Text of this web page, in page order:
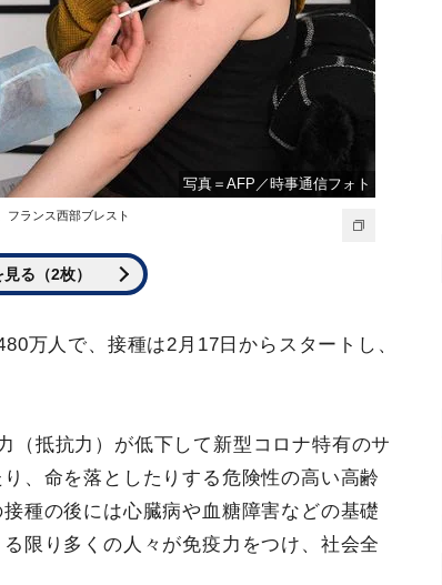
写真＝AFP／時事通信フォト
フランス西部ブレスト
る（2枚）
万人で、接種は2月17日からスタートし、
（抵抗力）が低下して新型コロナ特有のサ
、命を落としたりする危険性の高い高齢
種の後には心臓病や血糖障害などの基礎
限り多くの人々が免疫力をつけ、社会全